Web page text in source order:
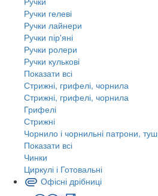
Ручки гелеві
Ручки лайнери
Ручки пір'яні
Ручки ролери
Ручки кулькові
Показати всі
Стрижні, грифелі, чорнила
Стрижні, грифелі, чорнила
Грифелі
Стрижні
Чорнило і чорнильні патрони, туш
Показати всі
Чинки
Циркулі і Готовальні
Офісні дрібниці